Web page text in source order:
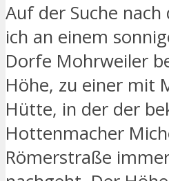
Auf der Suche
ich an einem
Dorfe Mohrweiler
Höhe, zu einer mit
Hütte, in der der
Hottenmacher
Römerstraße